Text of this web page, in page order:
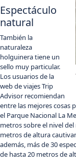
Espectáculo
natural
También la
naturaleza
holguinera tiene un
sello muy particular.
Los usuarios de la
web de viajes Trip
Advisor recomiendan
entre las mejores cosas
el Parque Nacional La
metros sobre el nivel del
metros de altura
además, más de 30
de hasta 20 metros de